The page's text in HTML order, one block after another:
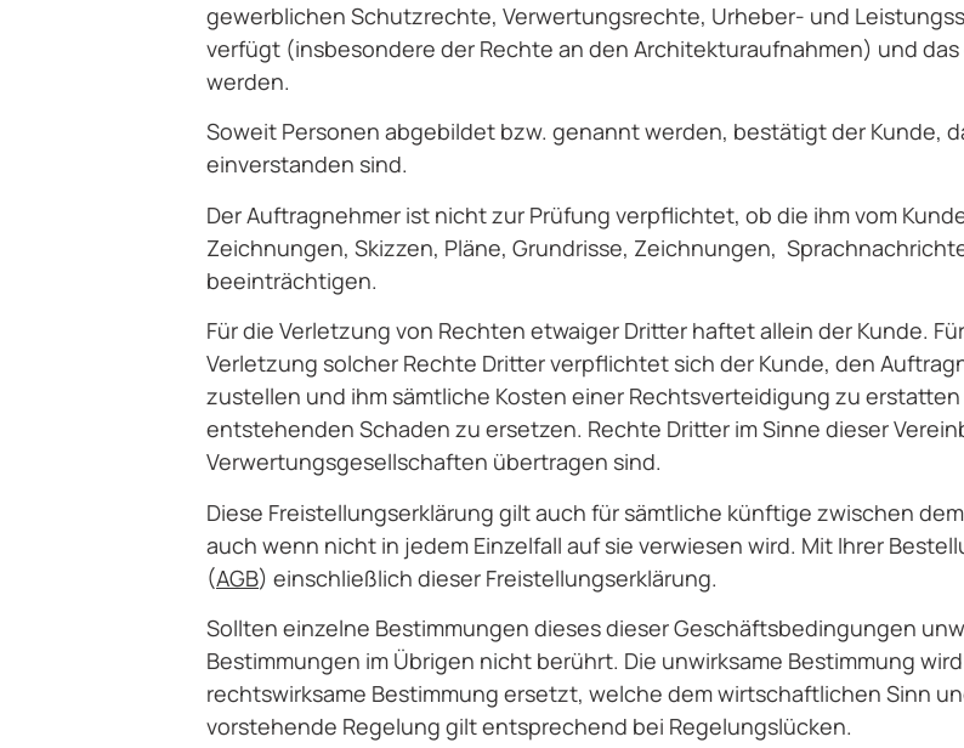
gewerblichen Schutzrechte, Verwertungsrechte, Urheber- und
verfügt (insbesondere der Rechte an den Architekturaufnahmen) und
werden.
Soweit Personen abgebildet bzw. genannt werden, bestätigt der Kunde,
einverstanden sind.
Der Auftragnehmer ist nicht zur Prüfung verpflichtet, ob die ihm vom
Zeichnungen, Skizzen, Pläne, Grundrisse, Zeichnungen,
beeinträchtigen.
Für die Verletzung von Rechten etwaiger Dritter haftet allein der Kunde.
Verletzung solcher Rechte Dritter verpflichtet sich der Kunde, den
zustellen und ihm sämtliche Kosten einer Rechtsverteidigung zu
entstehenden Schaden zu ersetzen. Rechte Dritter im Sinne dieser
Verwertungsgesellschaften übertragen sind.
Diese Freistellungserklärung gilt auch für sämtliche künftige zwischen
auch wenn nicht in jedem Einzelfall auf sie verwiesen wird. Mit Ihrer
(AGB) einschließlich dieser Freistellungserklärung.
Sollten einzelne Bestimmungen dieses dieser Geschäftsbedingungen
Bestimmungen im Übrigen nicht berührt. Die unwirksame Bestimmung
rechtswirksame Bestimmung ersetzt, welche dem wirtschaftlichen Sinn
vorstehende Regelung gilt entsprechend bei Regelungslücken.